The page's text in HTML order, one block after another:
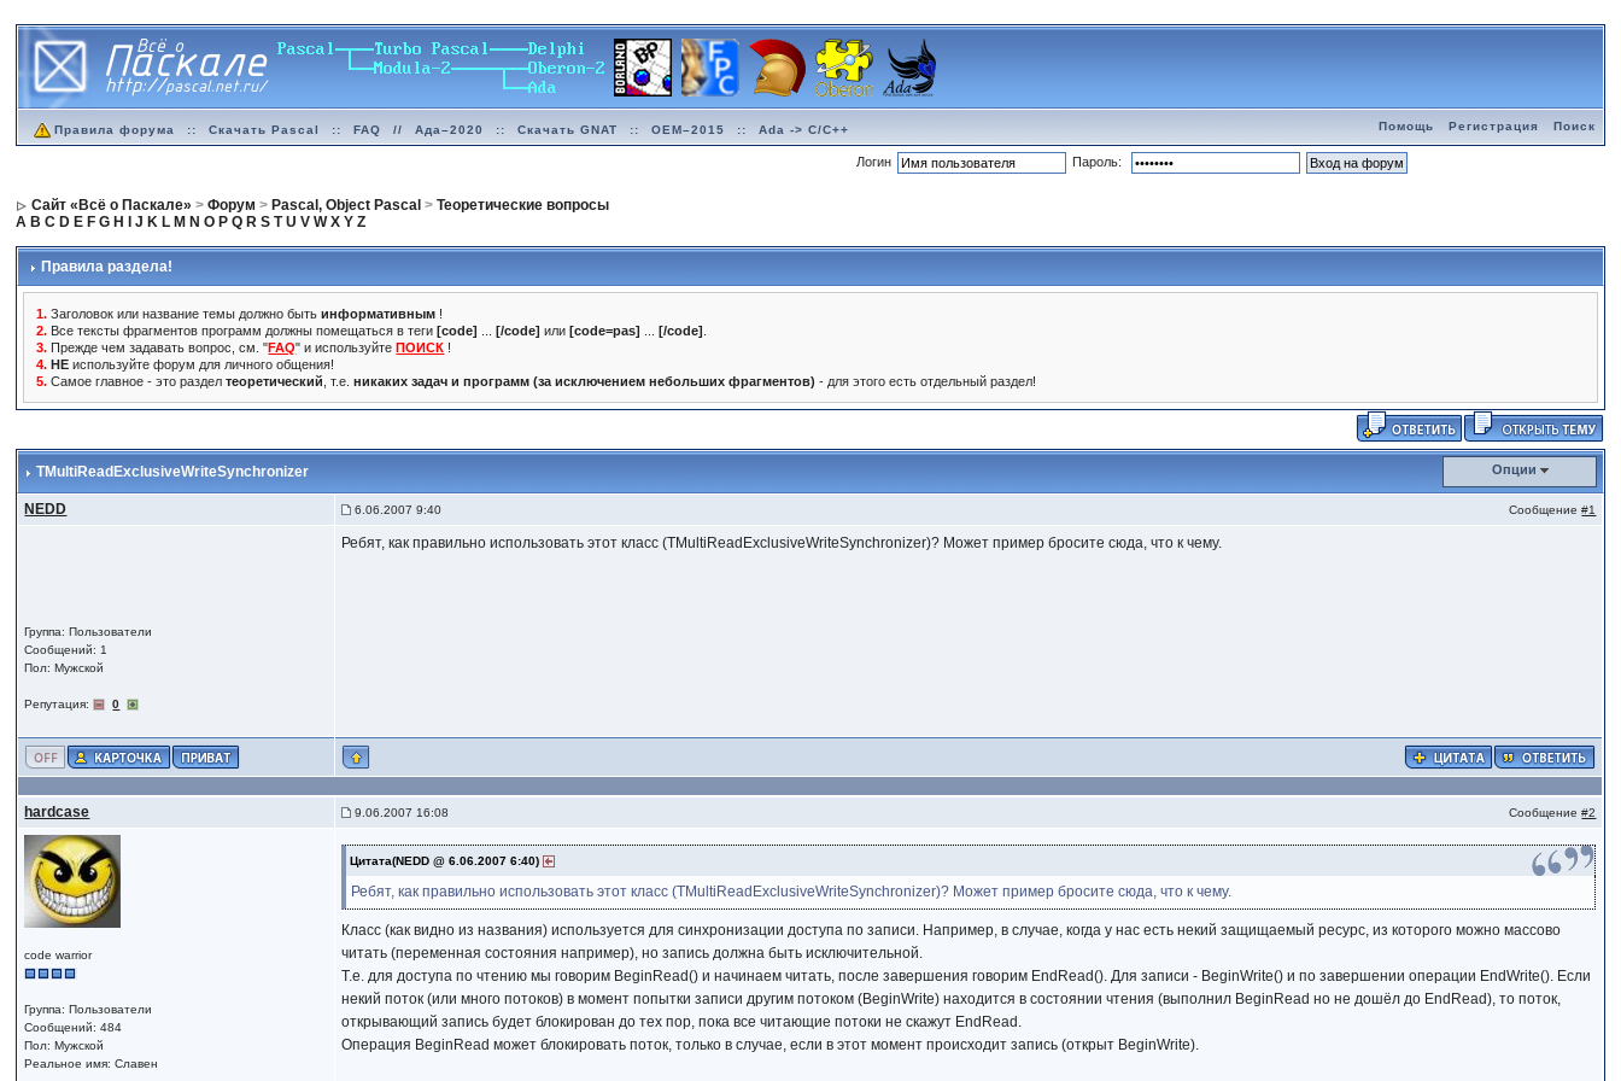
Правила форума :: Скачать Pascal :: FAQ // Ада–2020 :: Скачать GNAT :: OEM–2015 :: Ada -> C/C++ Помощь Регистрация Поиск
Логин Пароль:
Сайт «Всё о Паскале» >Форум > Pascal, Object Pascal >Теоретические вопросы
A B C D E F G H J K L M N O P Q R S T U V W X Y Z
Правила раздела!
1. Заголовок или название темы должно бытьинформативным !
2. Все тексты фрагментов программ должны помещаться в теги[code] ...[/code] или[code=pas] ...[/code]
3. Прежде чем задавать вопрос, см. "FAQ" и используйтеПОИСК !
4. НЕ используйте форум для личного общения!
5. Самое главное - это разделтеоретический , т.е.никаких задач и программ (за исключением небольших фрагментов) - для этого есть отдельный раздел!
TMultiReadExclusiveWriteSynchronizer Опции
NEDD 6.06.2007 9:40 Сообщение#1
Группа: Пользователи
Сообщений: 1
Пол: Мужской
Репутация: 0
Ребят, как правильно использовать этот класс (TMultiReadExclusiveWriteSynchronizer)? Может пример бросите сюда, что к чему.
hardcase 9.06.2007 16:08 Сообщение#2
code warrior
Группа: Пользователи
Сообщений: 484
Пол: Мужской
Реальное имя: Славен
Цитата(NEDD @ 6.06.2007 6:40)
Ребят, как правильно использовать этот класс (TMultiReadExclusiveWriteSynchronizer)? Может пример бросите сюда, что к чему.
Класс (как видно из названия) используется для синхронизации доступа по записи. Например, в случае, когда у нас есть некий защищаемый ресурс, из которого можно массово
читать (переменная состояния например), но запись должна быть исключительной.
Т.е. для доступа по чтению мы говорим BeginRead() и начинаем читать, после завершения говорим EndRead(). Для записи - BeginWrite() и по завершении операции EndWrite(). Если
некий поток (или много потоков) в момент попытки записи другим потоком (BeginWrite) находится в состоянии чтения (выполнил BeginRead но не дошёл до EndRead), то поток,
открывающий запись будет блокирован до тех пор, пока все читающие потоки не скажут EndRead.
Операция BeginRead может блокировать поток, только в случае, если в этот момент происходит запись (открыт BeginWrite).